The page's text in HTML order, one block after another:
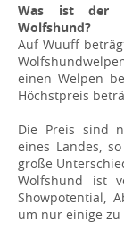
Was ist der
Wolfshund?
Auf Wuuff
einen Welpen
Höchstpreis
Die Preis sind
eines Landes,
große
Wolfshund ist
Showpotential,
um nur einige zu